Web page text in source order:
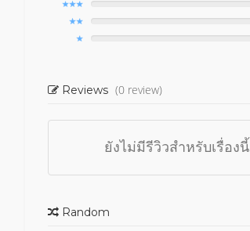
Reviews (0 review)
ยังไม่มีรีวิวสำหรับเรื่องนี้
Random